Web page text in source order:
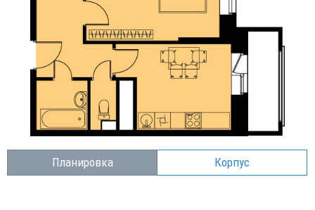
Планировка Корпус